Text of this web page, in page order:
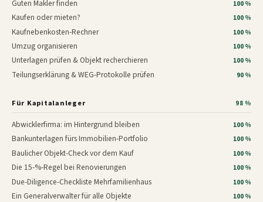
Guten Makler finden 100 %
Kaufen oder mieten? 100 %
Kaufnebenkosten-Rechner 100 %
Umzug organisieren 100 %
Unterlagen prüfen & Objekt recherchieren 100 %
Teilungserklärung & WEG-Protokolle prüfen 90 %
Für Kapitalanleger 98 %
Abwicklerfirma: im Hintergrund bleiben 100 %
Bankunterlagen fürs Immobilien-Portfolio 100 %
Baulicher Objekt-Check vor dem Kauf 100 %
Die 15-%-Regel bei Renovierungen 100 %
Due-Diligence-Checkliste Mehrfamilienhaus 100 %
Ein Generalverwalter für alle Objekte 100 %